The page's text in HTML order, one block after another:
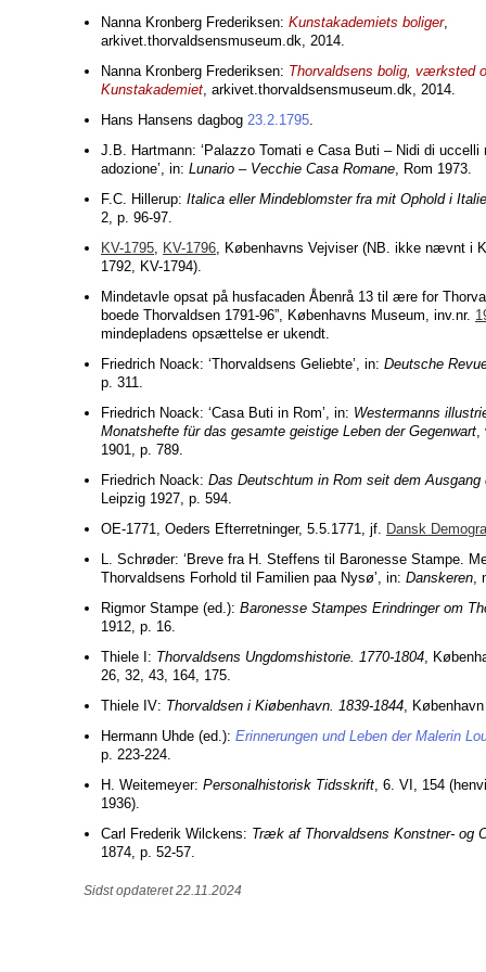
Nanna Kronberg Frederiksen: Kunstakademiets boliger,
arkivet.thorvaldsensmuseum.dk, 2014.
Nanna Kronberg Frederiksen: Thorvaldsens bolig, værksted
Kunstakademiet , arkivet.thorvaldsensmuseum.dk, 2014.
Hans Hansens dagbog 23.2.1795
J.B. Hartmann: ‘Palazzo Tomati e Casa Buti – Nidi di uccelli
adozione’, in: Lunario – Vecchie Casa Romane , Rom 1973.
F.C. Hillerup: Italica eller Mindeblomster fra mit Ophold i
2, p. 96-97.
KV-1795 KV-1796 , Københavns Vejviser (NB. ikke nævnt i
1792, KV-1794).
Mindetavle opsat på husfacaden Åbenrå 13 til ære for
boede Thorvaldsen 1791-96”, Københavns Museum, inv.nr.
mindepladens opsættelse er ukendt.
Friedrich Noack: ‘Thorvaldsens Geliebte’, in: Deutsche
p. 311.
Friedrich Noack: ‘Casa Buti in Rom’, in: Westermanns
Monatshefte für das gesamte geistige Leben der Gegenwart
1901, p. 789.
Friedrich Noack: Das Deutschtum in Rom seit dem
Leipzig 1927, p. 594.
OE-1771, Oeders Efterretninger, 5.5.1771, jf. Dansk
L. Schrøder: ‘Breve fra H. Steffens til Baronesse Stampe.
Thorvaldsens Forhold til Familien paa Nysø’, in: Danskeren
Rigmor Stampe (ed.): Baronesse Stampes Erindringer om
1912, p. 16.
Thiele I: Thorvaldsens Ungdomshistorie. 1770-1804 ,
26, 32, 43, 164, 175.
Thiele IV: Thorvaldsen i Kiøbenhavn. 1839-1844 ,
Hermann Uhde (ed.): Erinnerungen und Leben der Malerin
p. 223-224.
H. Weitemeyer: Personalhistorisk Tidsskrift , 6. VI, 154
1936).
Carl Frederik Wilckens: Træk af Thorvaldsens Konstner- og
1874, p. 52-57.
Sidst opdateret 22.11.2024